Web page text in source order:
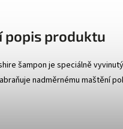
popis produktu
šampon je speciálně
nadměrnému maštění